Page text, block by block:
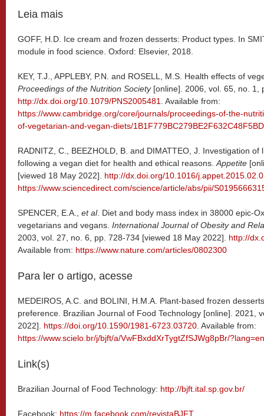
Leia mais
GOFF, H.D. Ice cream and frozen desserts: Product types. In
module in food science. Oxford: Elsevier, 2018.
KEY, T.J., APPLEBY, P.N. and ROSELL, M.S. Health effects of
Proceedings of the Nutrition Society[online]. 2006, vol. 65, no. 1,
http://dx.doi.org/10.1079/PNS2005481
. Available from:
https://www.cambridge.org/core/journals/proceedings-of-the-
of-vegetarian-and-vegan-diets/
RADNITZ, C., BEEZHOLD, B. and DIMATTEO, J. Investigation of
following a vegan diet for health and ethical reasons. Appetite
[viewed 18 May 2022]. http://dx.doi.org/10.1016/
https://www.sciencedirect.com/science/article/abs/pii/
SPENCER, E.A., et al. Diet and body mass index in 38000 epic-
vegetarians and vegans. International Journal of Obesity and
2003, vol. 27, no. 6, pp. 728-734 [viewed 18 May 2022]. http://
Available from: https://www.nature.com/articles/0802300
Para ler o artigo, acesse
MEDEIROS, A.C. and BOLINI, H.M.A. Plant-based frozen
preference. Brazilian Journal of Food Technology [online]. 2021,
2022]. https://doi.org/10.1590/1981-6723.03720 . Available from:
https://www.scielo.br/j/bjft/a/VwFBxddXrTygtZfSJWg8pBr/?lang=en
Link(s)
Brazilian Journal of Food Technology: http://bjft.ital.sp.gov.br/
Facebook: https://m.facebook.com/revistaBJFT